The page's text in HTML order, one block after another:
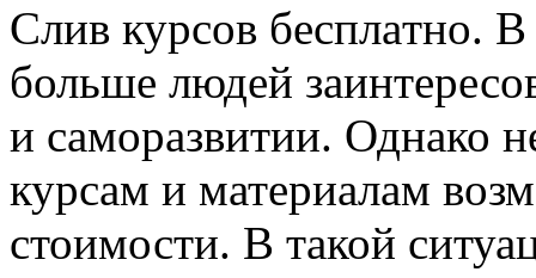
Слив курсoв бeсплaтнo.
больше людей
и саморазвитии. Однако
курсам и материалам
стоимости. В такой